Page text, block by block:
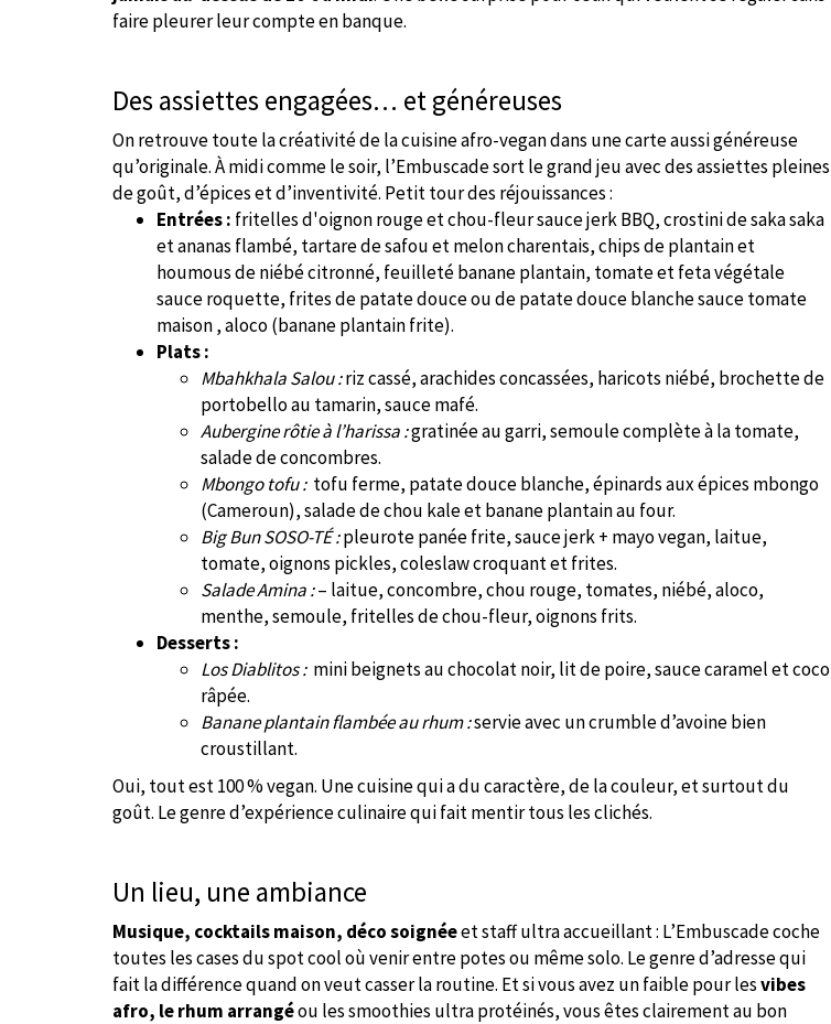
faire pleurer leur compte en banque.
Des assiettes engagées… et généreuses
On retrouve toute la créativité de la cuisine afro-vegan dans une carte aussi généreuse
qu’originale. À midi comme le soir, l’Embuscade sort le grand jeu avec des assiettes pleines
de goût, d’épices et d’inventivité. Petit tour des réjouissances :
Entrées : fritelles d'oignon rouge et chou-fleur sauce jerk BBQ, crostini de saka saka
et ananas flambé, tartare de safou et melon charentais, chips de plantain et
houmous de niébé citronné, feuilleté banane plantain, tomate et feta végétale
sauce roquette, frites de patate douce ou de patate douce blanche sauce tomate
maison , aloco (banane plantain frite).
Plats :
Mbahkhala Salou :riz cassé, arachides concassées, haricots niébé, brochette de
portobello au tamarin, sauce mafé.
Aubergine rôtie à l’harissa:gratinée au garri, semoule complète à la tomate,
salade de concombres.
Mbongo tofu:tofu ferme, patate douce blanche, épinards aux épices mbongo
(Cameroun), salade de chou kale et banane plantain au four.
Big Bun SOSO-TÉ:pleurote panée frite, sauce jerk + mayo vegan, laitue,
tomate, oignons pickles, coleslaw croquant et frites.
Salade Amina:– laitue, concombre, chou rouge, tomates, niébé, aloco,
menthe, semoule, fritelles de chou-fleur, oignons frits.
Desserts :
Los Diablitos:mini beignets au chocolat noir, lit de poire, sauce caramel et coco
râpée.
Banane plantain flambée au rhum:servie avec un crumble d’avoine bien
croustillant.
Oui, tout est 100 % vegan. Une cuisine qui a du caractère, de la couleur, et surtout du
goût. Le genre d’expérience culinaire qui fait mentir tous les clichés.
Un lieu, une ambiance
Musique, cocktails maison, déco soignéeet staff ultra accueillant : L’Embuscade coche
toutes les cases du spot cool où venir entre potes ou même solo. Le genre d’adresse qui
fait la différence quand on veut casser la routine. Et si vous avez un faible pour lesvibes
afro, le rhum arrangéou les smoothies ultra protéinés, vous êtes clairement au bon